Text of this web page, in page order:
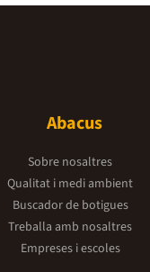
Abacus
Sobre nosaltres
Qualitat i medi ambient
Buscador de botigues
Treballa amb nosaltres
Empreses i escoles